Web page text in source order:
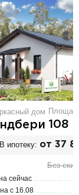
дом
108
В ипотеку: от 37
Без
сейчас
с 16.08